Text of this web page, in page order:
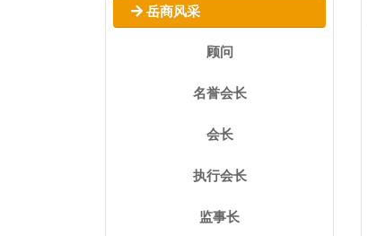
岳商风采
顾问
名誉会长
会长
执行会长
监事长